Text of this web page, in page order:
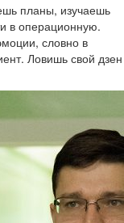
планы, изучаешь
в операционную.
словно в
Ловишь свой дзен